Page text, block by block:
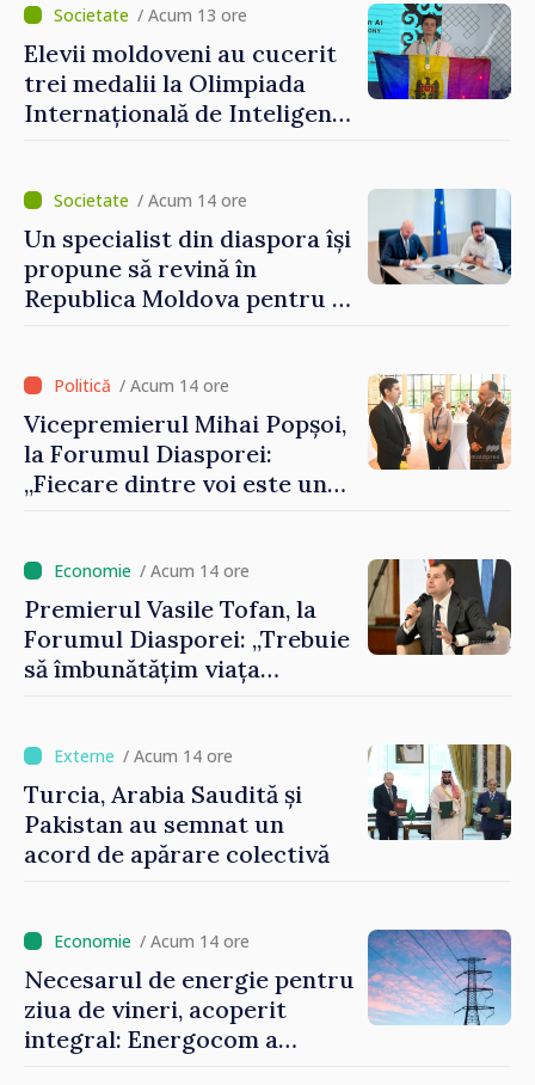
Grosu: „Este important să
depășim blocajele și să dăm o
șansă localităților să se
dezvolte”
/ Acum 13 ore
Elevii moldoveni au cucerit
trei medalii la Olimpiada
Internațională de Inteligență
/ Acum 14 ore
Un specialist din diaspora își
propune să revină în
Republica Moldova pentru a
/ Acum 14 ore
Vicepremierul Mihai Popșoi,
la Forumul Diasporei:
„Fiecare dintre voi este un
imaginii Republicii Moldova”
/ Acum 14 ore
Premierul Vasile Tofan, la
Forumul Diasporei: „Trebuie
să îmbunătățim viața
/ Acum 14 ore
Turcia, Arabia Saudită și
Pakistan au semnat un
acord de apărare colectivă
/ Acum 14 ore
Necesarul de energie pentru
ziua de vineri, acoperit
integral: Energocom a